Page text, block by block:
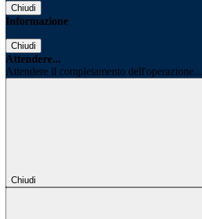
Chiudi
Informazione
Chiudi
Attendere...
Attendere il completamento dell'operazione...
Chiudi